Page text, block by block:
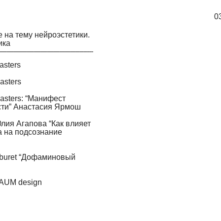
“Манифест
Анастасия Ярмош
Агапова “Как влияет
на подсознание
“Дофаминовый
design
на тему нейроэстетики.